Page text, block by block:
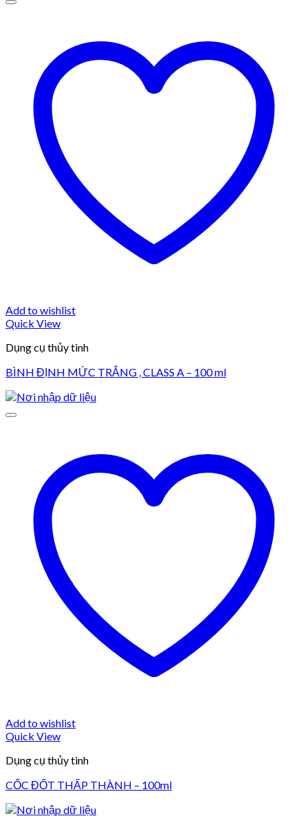
Add to wishlist
Quick View
Dụng cụ thủy tinh
BÌNH ĐỊNH MỨC TRẮNG , CLASS A – 100 ml
Add to wishlist
Quick View
Dụng cụ thủy tinh
CỐC ĐỐT THẤP THÀNH – 100ml